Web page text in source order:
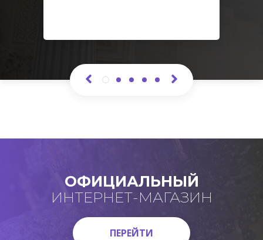
ОФИЦИАЛЬНЫЙ
ИНТЕРНЕТ-МАГАЗИН
ПЕРЕЙТИ
ПЕРЕЙТИ